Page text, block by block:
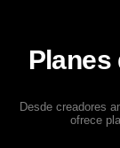
Planes
Desde creadores
ofrece